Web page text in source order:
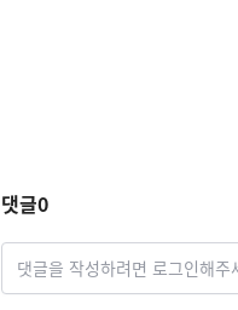
댓글0
댓글을 작성하려면 로그인해주